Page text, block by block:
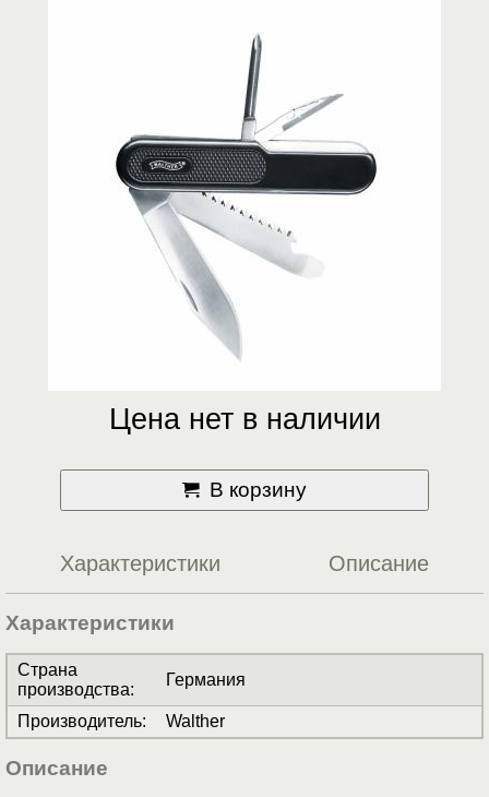
Цена нет в наличии
В корзину
Характеристики Описание
Характеристики
Страна
производства:
Германия
Производитель: Walther
Описание